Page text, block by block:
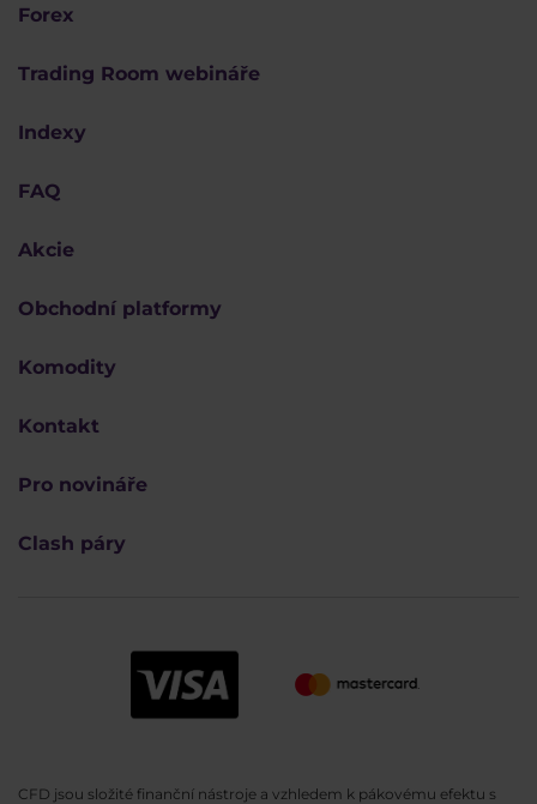
Forex
Trading Room webináře
Indexy
FAQ
Akcie
Obchodní platformy
Komodity
Kontakt
Pro novináře
Clash páry
CFD jsou složité finanční nástroje a vzhledem k pákovému efektu s